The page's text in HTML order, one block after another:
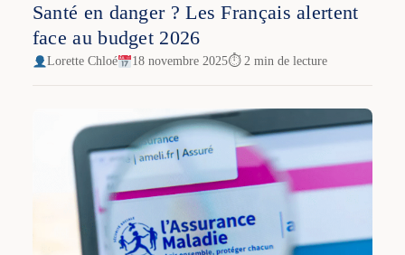
Santé en danger ? Les Français alertent
face au budget 2026
Lorette Chloé 18 novembre 2025⏱ 2 min de lecture